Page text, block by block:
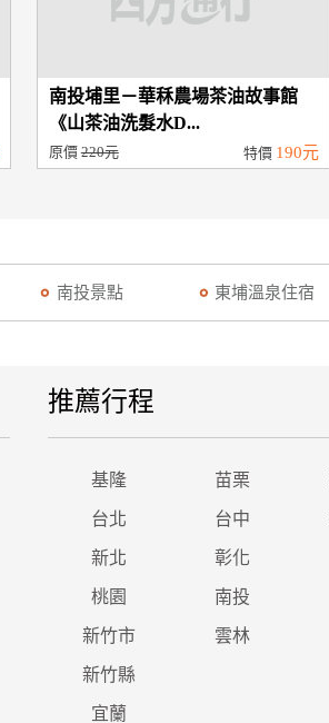
南投埔里－華秝農場茶油故事館
《山茶油洗髮水D...
原價220元 特價 190元
南投景點 東埔溫泉住宿
推薦行程
基隆 苗栗
台北 台中
新北 彰化
桃園 南投
新竹市 雲林
新竹縣
宜蘭